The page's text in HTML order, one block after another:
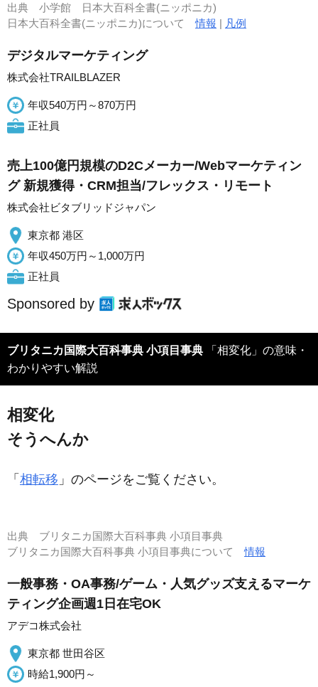
出典 小学館 日本大百科全書(ニッポニカ)
日本大百科全書(ニッポニカ)について情報 | 凡例
デジタルマーケティング
株式会社TRAILBLAZER
年収540万円～870万円
正社員
売上100億円規模のD2Cメーカー/Webマーケティン
グ 新規獲得・CRM担当/フレックス・リモート
株式会社ビタブリッドジャパン
東京都 港区
年収450万円～1,000万円
正社員
Sponsored by
ブリタニカ国際大百科事典 小項目事典 「相変化」の意味・
わかりやすい解説
相変化
そうへんか
「 相転移 」のページをご覧ください。
出典 ブリタニカ国際大百科事典 小項目事典
ブリタニカ国際大百科事典 小項目事典について情報
一般事務・OA事務/ゲーム・人気グッズ支えるマーケ
ティング企画週1日在宅OK
アデコ株式会社
東京都 世田谷区
時給1,900円～